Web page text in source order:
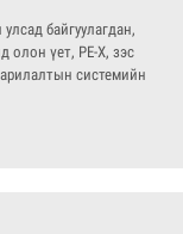
байгуулагдан,
олон үет, PE-X, зэс
системийн